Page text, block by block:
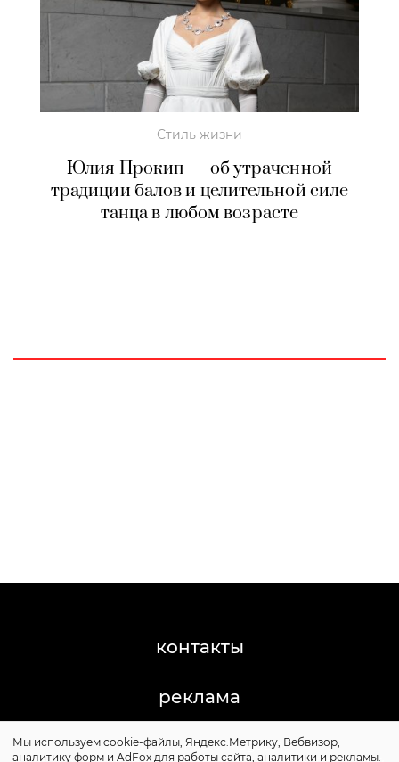
Стиль жизни
Юлия Прокип — об утраченной
традиции балов и целительной силе
танца в любом возрасте
контакты
реклама
©2011-2026 Posta-Magazine
Мы используем cookie-файлы, Яндекс.Метрику, Вебвизор,
аналитику форм и AdFox для работы сайта, аналитики и рекламы.